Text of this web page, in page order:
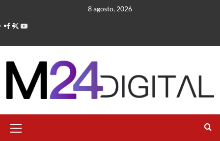
contenido
8 agosto, 2026
primario